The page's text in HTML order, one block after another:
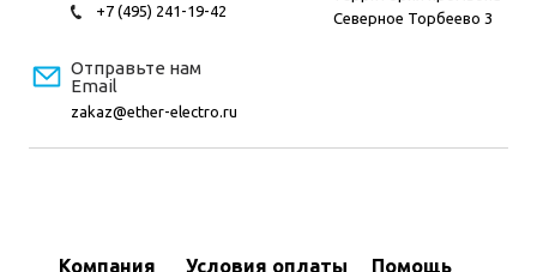
+7 (495) 241-19-42
Отправьте нам
Email
zakaz@ether-electro.ru
Компания
Условия оплаты
Помощь
Северное Торбеево 3